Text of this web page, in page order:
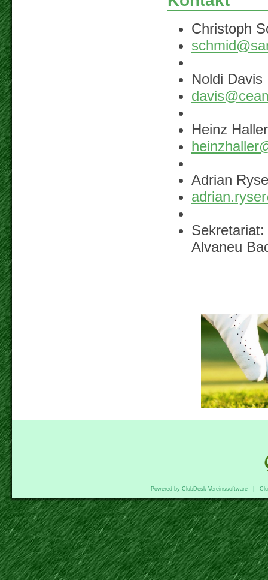
Christoph
Noldi
Heinz
Adrian
Alvaneu
Powered by ClubDesk Vereinssoftware|